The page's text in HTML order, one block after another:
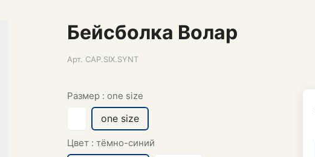
Бейсболка Волар
Арт. CAP.SIX.SYNT
Размер : one size
one size
Цвет : тёмно-синий